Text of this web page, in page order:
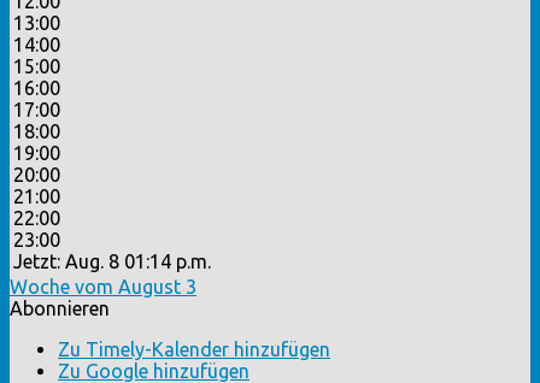
13:00
14:00
15:00
16:00
17:00
18:00
19:00
20:00
21:00
22:00
23:00
Jetzt: Aug. 8 01:14 p.m.
Woche vom August 3
Abonnieren
Zu Timely-Kalender hinzufügen
Zu Google hinzufügen